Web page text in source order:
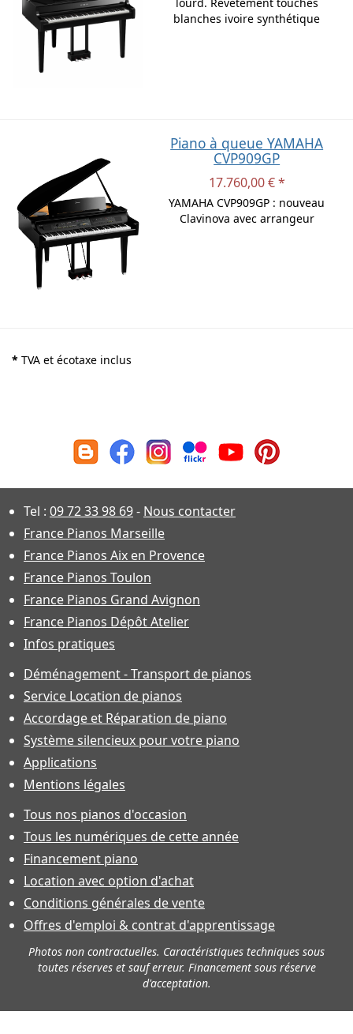
lourd. Revêtement touches
blanches ivoire synthétique
Piano à queue YAMAHA
CVP909GP
17.760,00 € *
YAMAHA CVP909GP : nouveau
Clavinova avec arrangeur
* TVA et écotaxe inclus
Tel : 09 72 33 98 69- Nous contacter
France Pianos Marseille
France Pianos Aix en Provence
France Pianos Toulon
France Pianos Grand Avignon
France Pianos Dépôt Atelier
Infos pratiques
Déménagement - Transport de pianos
Service Location de pianos
Accordage et Réparation de piano
Système silencieux pour votre piano
Applications
Mentions légales
Tous nos pianos d'occasion
Tous les numériques de cette année
Financement piano
Location avec option d'achat
Conditions générales de vente
Offres d'emploi & contrat d'apprentissage
Photos non contractuelles. Caractéristiques techniques sous
toutes réserves et sauf erreur. Financement sous réserve
d'acceptation.